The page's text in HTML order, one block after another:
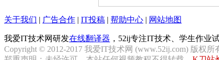
关于我们 | 广告合作 | IT投稿 | 帮助中心 | 网站地图
我爱IT技术网研发在线翻译器 ，52ij专注IT技术、学生作业
Copyright © 2012-2017 我爱IT技术网 (www.52ij.com) 版权所